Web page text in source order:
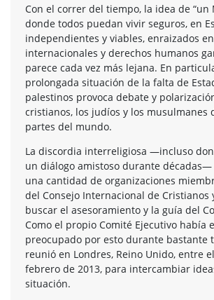
Con el correr del tiempo, la idea de
donde todos puedan vivir seguros, en
independientes y viables, enraizados
internacionales y derechos humanos
parece cada vez más lejana. En
prolongada situación de la falta de
palestinos provoca debate y
cristianos, los judíos y los musulmanes
partes del mundo.
La discordia interreligiosa —incluso
un diálogo amistoso durante décadas—
una cantidad de organizaciones
del Consejo Internacional de Cristianos
buscar el asesoramiento y la guía del
Como el propio Comité Ejecutivo había
preocupado por esto durante bastante
reunió en Londres, Reino Unido, entre
febrero de 2013, para intercambiar
situación.